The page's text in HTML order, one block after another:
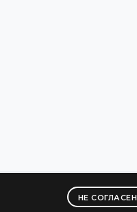
НЕ СОГЛАСЕН